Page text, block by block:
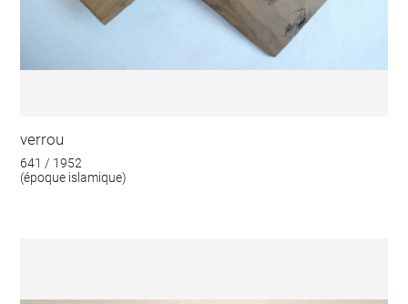
verrou
641 / 1952
(époque islamique)